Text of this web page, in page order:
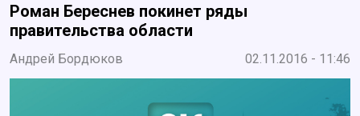
Роман Береснев покинет ряды
правительства области
Андрей Бордюков 02.11.2016 - 11:46